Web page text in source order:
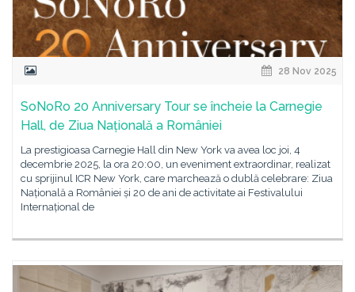
28 Nov 2025
SoNoRo 20 Anniversary Tour se încheie la Carnegie
Hall, de Ziua Națională a României
La prestigioasa Carnegie Hall din New York va avea loc joi, 4
decembrie 2025, la ora 20:00, un eveniment extraordinar, realizat
cu sprijinul ICR New York, care marchează o dublă celebrare: Ziua
Națională a României și 20 de ani de activitate ai Festivalului
Internațional de